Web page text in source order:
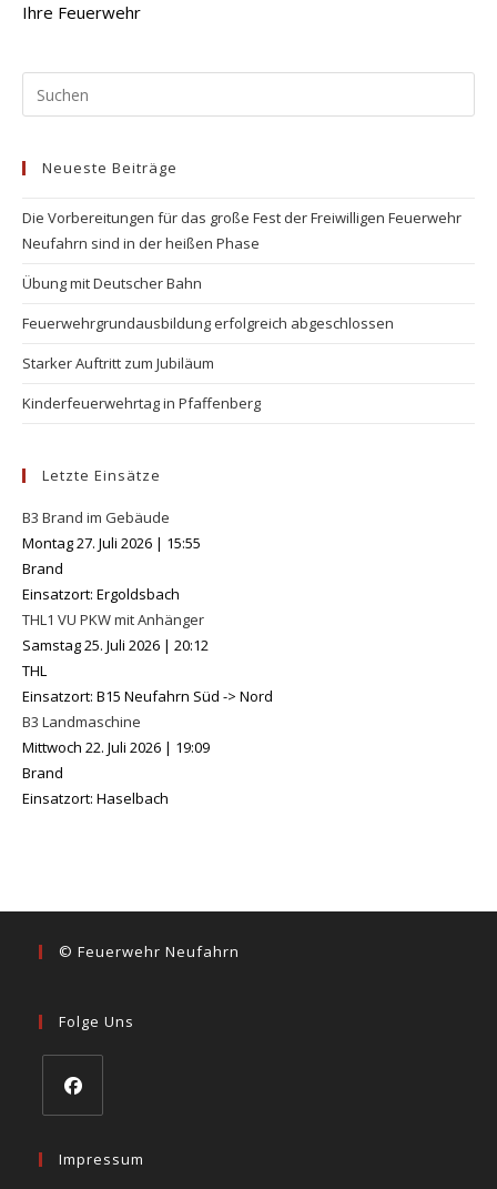
Ihre Feuerwehr
Neueste Beiträge
Die Vorbereitungen für das große Fest der Freiwilligen Feuerwehr
Neufahrn sind in der heißen Phase
Übung mit Deutscher Bahn
Feuerwehrgrundausbildung erfolgreich abgeschlossen
Starker Auftritt zum Jubiläum
Kinderfeuerwehrtag in Pfaffenberg
Letzte Einsätze
B3 Brand im Gebäude
Montag 27. Juli 2026 | 15:55
Brand
Einsatzort: Ergoldsbach
THL1 VU PKW mit Anhänger
Samstag 25. Juli 2026 | 20:12
THL
Einsatzort: B15 Neufahrn Süd -> Nord
B3 Landmaschine
Mittwoch 22. Juli 2026 | 19:09
Brand
Einsatzort: Haselbach
© Feuerwehr Neufahrn
Folge Uns
in
Impressum